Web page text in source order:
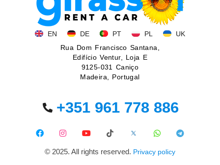
EN DE PT PL
UK
Rua Dom Francisco Santana,
Edifício Ventur, Loja E
9125-031 Caniço
Madeira, Portugal
+351 961 778 886
© 2025. All rights reserved. Privacy policy